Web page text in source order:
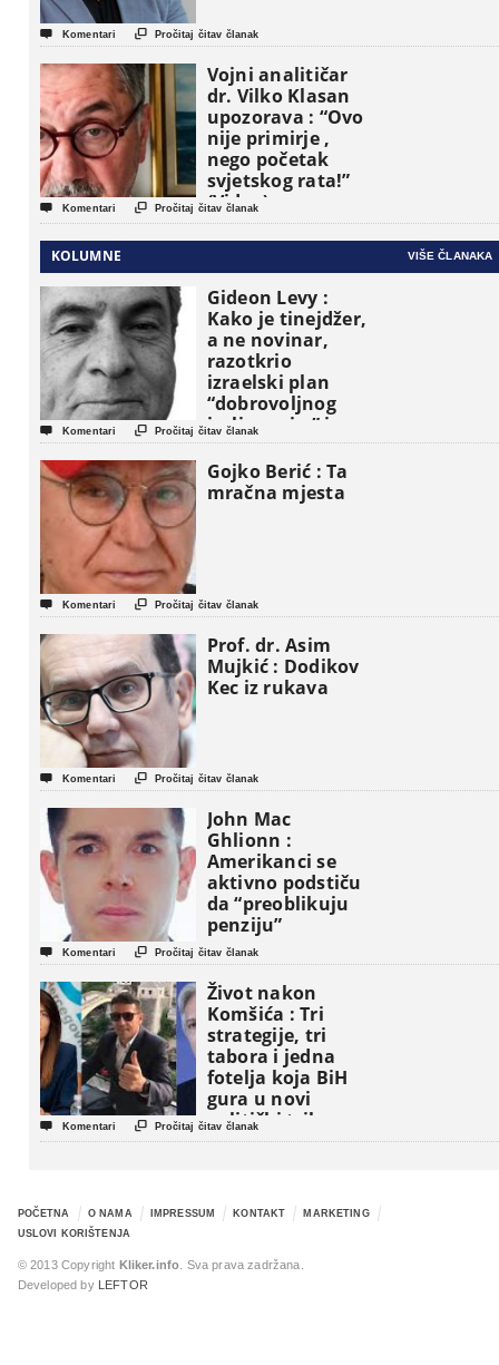
 Komentari  Pročitaj čitav članak
Vojni analitičar
dr. Vilko Klasan
upozorava : “Ovo
nije primirje ,
nego početak
svjetskog rata!”
(Video)
 Komentari  Pročitaj čitav članak
KOLUMNE VIŠE ČLANAKA
Gideon Levy :
Kako je tinejdžer,
a ne novinar,
razotkrio
izraelski plan
“dobrovoljnog
iseljavanja ” iz
Gaze
 Komentari  Pročitaj čitav članak
Gojko Berić : Ta
mračna mjesta
 Komentari  Pročitaj čitav članak
Prof. dr. Asim
Mujkić : Dodikov
Kec iz rukava
 Komentari  Pročitaj čitav članak
John Mac
Ghlionn :
Amerikanci se
aktivno podstiču
da “preoblikuju
penziju”
 Komentari  Pročitaj čitav članak
Život nakon
Komšića : Tri
strategije, tri
tabora i jedna
fotelja koja BiH
gura u novi
politički triler
 Komentari  Pročitaj čitav članak
POČETNA O NAMA IMPRESSUM KONTAKT
MARKETING
USLOVI KORIŠTENJA
© 2013 Copyright Kliker.info . Sva prava zadržana.
Developed by
LEFTOR